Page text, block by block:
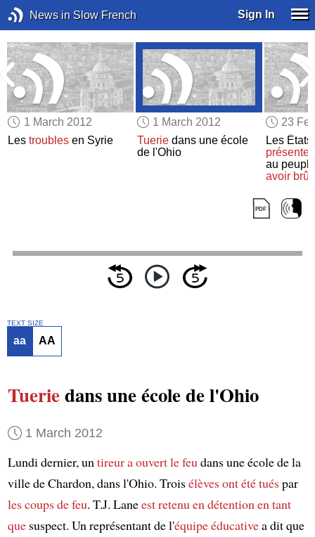
News in Slow French Sign In
1 March 2012
Lestroubles en Syrie
1 March 2012
Tueriedans une école
de l'Ohio
23
Les
au
avoir
TEXT SIZE
aa AA
Tueriedans une école de l'Ohio
1 March 2012
Lundi dernier, untireura ouvert le feudans une école de la
ville de Chardon, dans l'Ohio. Troisélèvesont été tuéspar
les coups de feu. T.J. Laneest retenu en détentionen tant
quesuspect. Un représentant de l'équipe éducativea dit que